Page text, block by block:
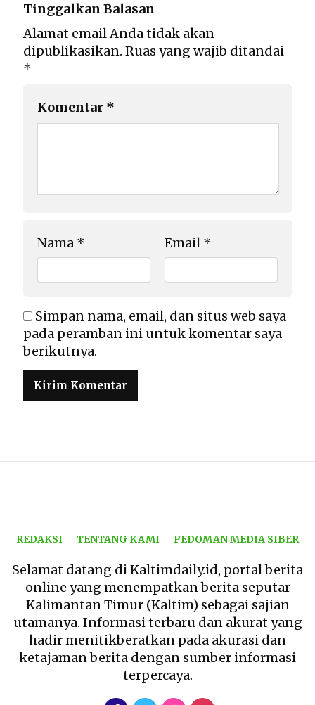
Tinggalkan Balasan
Alamat email Anda tidak akan
dipublikasikan. Ruas yang wajib ditandai
*
Komentar *
Nama * Email *
Simpan nama, email, dan situs web saya
pada peramban ini untuk komentar saya
berikutnya.
REDAKSI TENTANG KAMI PEDOMAN MEDIA SIBER
Selamat datang di Kaltimdaily.id, portal berita
online yang menempatkan berita seputar
Kalimantan Timur (Kaltim) sebagai sajian
utamanya. Informasi terbaru dan akurat yang
hadir menitikberatkan pada akurasi dan
ketajaman berita dengan sumber informasi
terpercaya.